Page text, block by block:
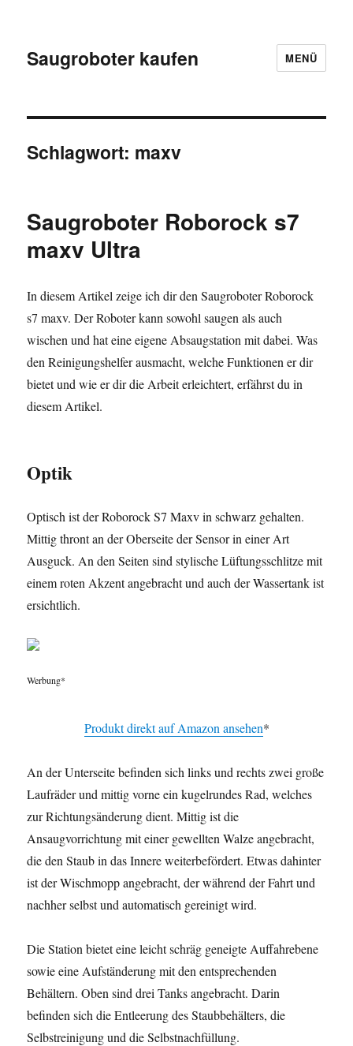
Saugroboter kaufen MENÜ
Schlagwort: maxv
Saugroboter Roborock s7
maxv Ultra
In diesem Artikel zeige ich dir den Saugroboter Roborock
s7 maxv. Der Roboter kann sowohl saugen als auch
wischen und hat eine eigene Absaugstation mit dabei. Was
den Reinigungshelfer ausmacht, welche Funktionen er dir
bietet und wie er dir die Arbeit erleichtert, erfährst du in
diesem Artikel.
Optik
Optisch ist der Roborock S7 Maxv in schwarz gehalten.
Mittig thront an der Oberseite der Sensor in einer Art
Ausguck. An den Seiten sind stylische Lüftungsschlitze mit
einem roten Akzent angebracht und auch der Wassertank ist
ersichtlich.
Werbung*
Produkt direkt auf Amazon ansehen*
An der Unterseite befinden sich links und rechts zwei große
Laufräder und mittig vorne ein kugelrundes Rad, welches
zur Richtungsänderung dient. Mittig ist die
Ansaugvorrichtung mit einer gewellten Walze angebracht,
die den Staub in das Innere weiterbefördert. Etwas dahinter
ist der Wischmopp angebracht, der während der Fahrt und
nachher selbst und automatisch gereinigt wird.
Die Station bietet eine leicht schräg geneigte Auffahrebene
sowie eine Aufständerung mit den entsprechenden
Behältern. Oben sind drei Tanks angebracht. Darin
befinden sich die Entleerung des Staubbehälters, die
Selbstreinigung und die Selbstnachfüllung.